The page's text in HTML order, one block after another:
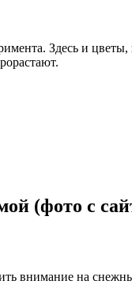
Здесь и
внимание на